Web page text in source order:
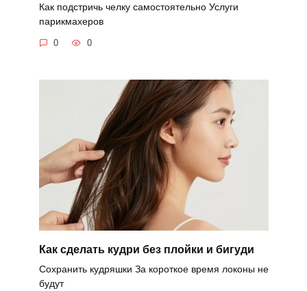
Как подстричь челку самостоятельно Услуги
парикмахеров
0 0
Как сделать кудри без плойки и бигуди
Сохранить кудряшки За короткое время локоны не
будут